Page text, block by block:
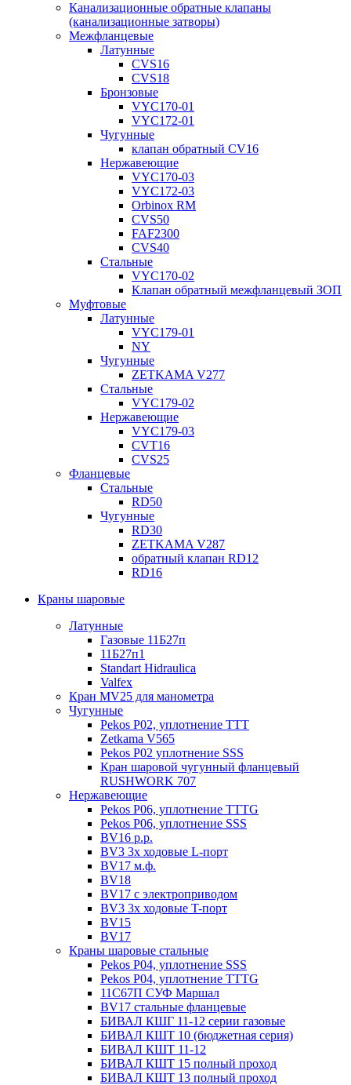
Канализационные обратные клапаны
(канализационные затворы)
Межфланцевые
Латунные
CVS16
CVS18
Бронзовые
VYC170-01
VYC172-01
Чугунные
клапан обратный CV16
Нержавеющие
VYC170-03
VYC172-03
Orbinox RM
CVS50
FAF2300
CVS40
Стальные
VYC170-02
Клапан обратный межфланцевый ЗОП
Муфтовые
Латунные
VYC179-01
NY
Чугунные
ZETKAMA V277
Стальные
VYC179-02
Нержавеющие
VYC179-03
CVT16
CVS25
Фланцевые
Стальные
RD50
Чугунные
RD30
ZETKAMA V287
обратный клапан RD12
RD16
Краны шаровые
Латунные
Газовые 11Б27п
11Б27п1
Standart Hidraulica
Valfex
Кран MV25 для манометра
Чугунные
Pekos P02, уплотнение ТТТ
Zetkama V565
Pekos P02 уплотнение SSS
Кран шаровой чугунный фланцевый
RUSHWORK 707
Нержавеющие
Pekos P06, уплотнение ТТТG
Pekos P06, уплотнение SSS
BV16 р.р.
BV3 3х ходовые L-порт
BV17 м.ф.
BV18
BV17 с электроприводом
BV3 3х ходовые T-порт
BV15
BV17
Краны шаровые стальные
Pekos P04, уплотнение SSS
Pekos P04, уплотнение ТТТG
11С67П СУФ Маршал
BV17 стальные фланцевые
БИВАЛ КШГ 11-12 серии газовые
БИВАЛ КШТ 10 (бюджетная серия)
БИВАЛ КШТ 11-12
БИВАЛ КШТ 15 полный проход
БИВАЛ КШТ 13 полный проход